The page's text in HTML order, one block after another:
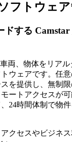
フトウェ
ドする
両、物体をリア
ウェアです。任
を提供し、無制限
ートアクセスが
24時間体制で物
クセスやビジネス